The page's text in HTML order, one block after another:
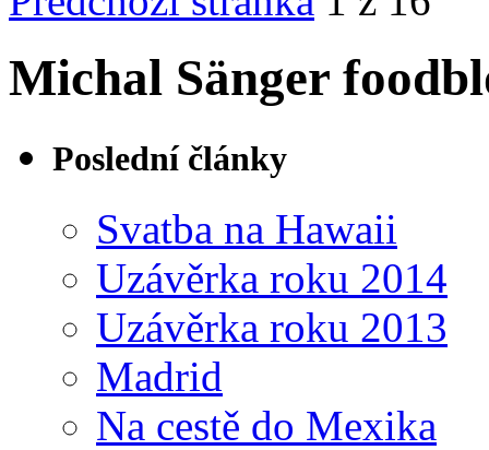
Michal Sänger
Poslední články
Svatba na Hawaii
Uzávěrka roku 2014
Uzávěrka roku 2013
Madrid
Na cestě do Mexika